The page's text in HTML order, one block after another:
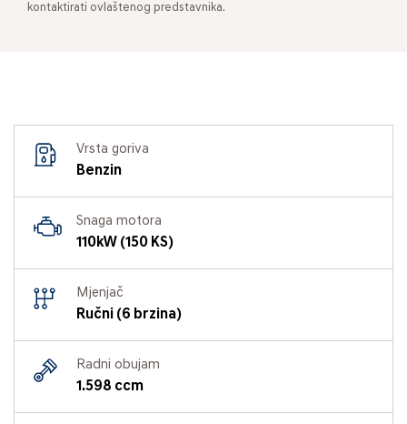
kontaktirati ovlaštenog predstavnika.
Vrsta goriva
Benzin
Snaga motora
110kW (150 KS)
Mjenjač
Ručni (6 brzina)
Radni obujam
1.598 ccm